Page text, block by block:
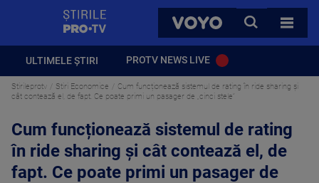
VOYO
CAUTA
TOATE
ULTIMELE ȘTIRI PROTV NEWS LIVE
Stirileprotv Stiri Economice
Cum funcționează sistemul de rating în ride sharing și
cât contează el, de fapt. Ce poate primi un pasager de „cinci stele”
Cum funcționează sistemul de rating
în ride sharing și cât contează el, de
fapt. Ce poate primi un pasager de